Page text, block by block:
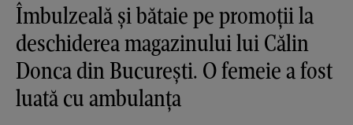
Îmbulzeală și bătaie pe promoții la
deschiderea magazinului lui Călin
Donca din București. O femeie a fost
luată cu ambulanța